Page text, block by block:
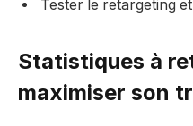
Tester le retargeting
Statistiques à
maximiser son